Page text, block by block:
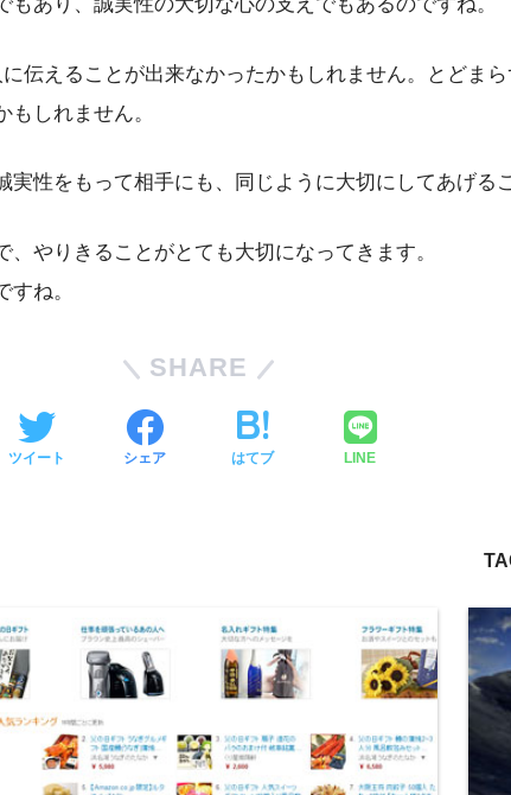
伝えることが出来なかったかもしれません。とどま
しれません。
性をもって相手にも、同じように大切にしてあげるこ
やりきることがとても大切になってきます。
ね。
SHARE
ツイート シェア はてブ LINE